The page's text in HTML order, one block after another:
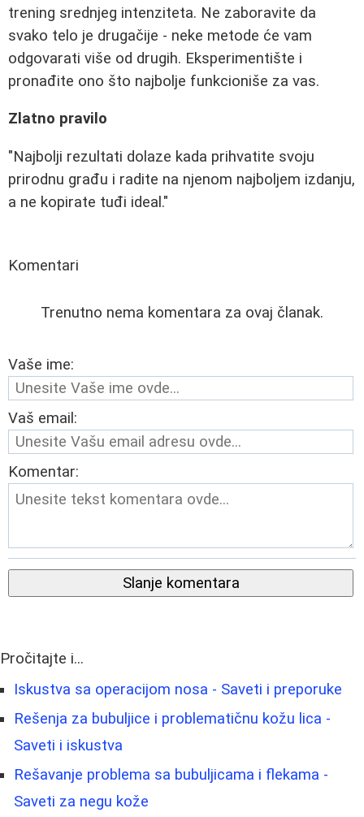
trening srednjeg intenziteta. Ne zaboravite da
svako telo je drugačije - neke metode će vam
odgovarati više od drugih. Eksperimentište i
pronađite ono što najbolje funkcioniše za vas.
Zlatno pravilo
"Najbolji rezultati dolaze kada prihvatite svoju
prirodnu građu i radite na njenom najboljem izdanju,
a ne kopirate tuđi ideal."
Komentari
Trenutno nema komentara za ovaj članak.
Vaše ime:
Vaš email:
Komentar:
Slanje komentara
Pročitajte i...
Iskustva sa operacijom nosa - Saveti i preporuke
Rešenja za bubuljice i problematičnu kožu lica -
Saveti i iskustva
Rešavanje problema sa bubuljicama i flekama -
Saveti za negu kože